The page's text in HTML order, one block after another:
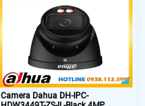
Camera Dahua DH-IPC-